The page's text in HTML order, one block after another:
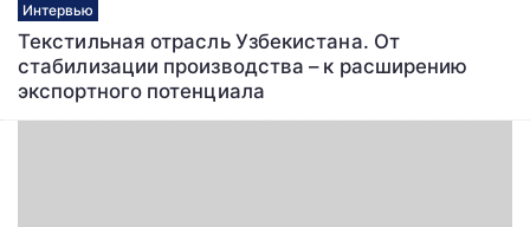
Интервью
Текстильная отрасль Узбекистана. От
стабилизации производства – к расширению
экспортного потенциала